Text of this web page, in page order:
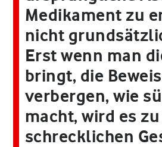
Medikament zu
nicht
Erst wenn man
bringt, die
verbergen, wie
macht, wird es
schrecklichen